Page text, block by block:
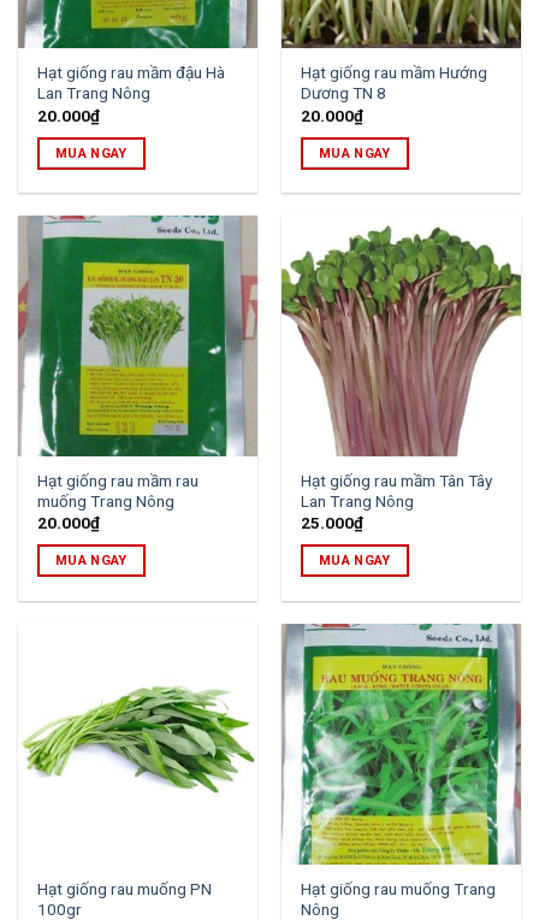
Hạt giống rau mầm đậu Hà
Lan Trang Nông
20.000₫
MUA NGAY
Hạt giống rau mầm Hướng
Dương TN 8
20.000₫
MUA NGAY
Hạt giống rau mầm rau
muống Trang Nông
20.000₫
MUA NGAY
Hạt giống rau mầm Tân Tây
Lan Trang Nông
25.000₫
MUA NGAY
Hạt giống rau muống PN
100gr
Hạt giống rau muống Trang
Nông